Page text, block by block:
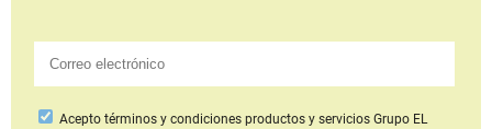
Aceptotérminos y condiciones productos y serviciosGrupo EL